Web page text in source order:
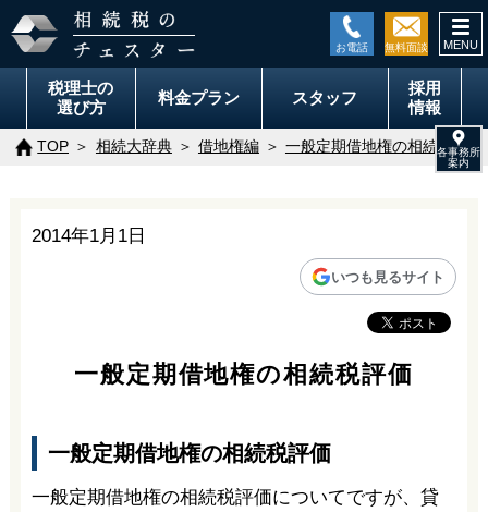
税理士の
選び方
料金プラン スタッフ
採用
情報
TOP 相続大辞典 借地権編 一般定期借地権の相続税評価
2014年1月1日
いつも見るサイト
一般定期借地権の相続税評価
一般定期借地権の相続税評価
一般定期借地権の相続税評価についてですが、貸